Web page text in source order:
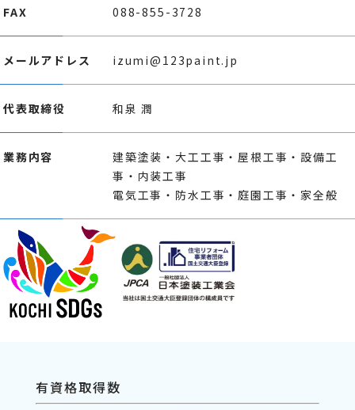
FAX 088-855-3728
メールアドレス izumi@123paint.jp
代表取締役 和泉 潤
業務内容
建築塗装・大工工事・屋根工事・設備工
事・内装工事
電気工事・防水工事・庭園工事・家全般
有資格取得数